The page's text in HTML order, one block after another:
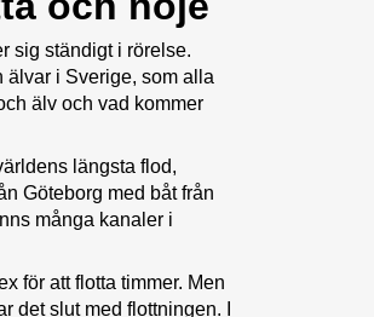
sig ständigt i rörelse.
älvar i Sverige, som alla
älv och vad kommer
längsta flod,
Göteborg med båt från
många kanaler i
för att flotta timmer. Men
det slut med flottningen. I